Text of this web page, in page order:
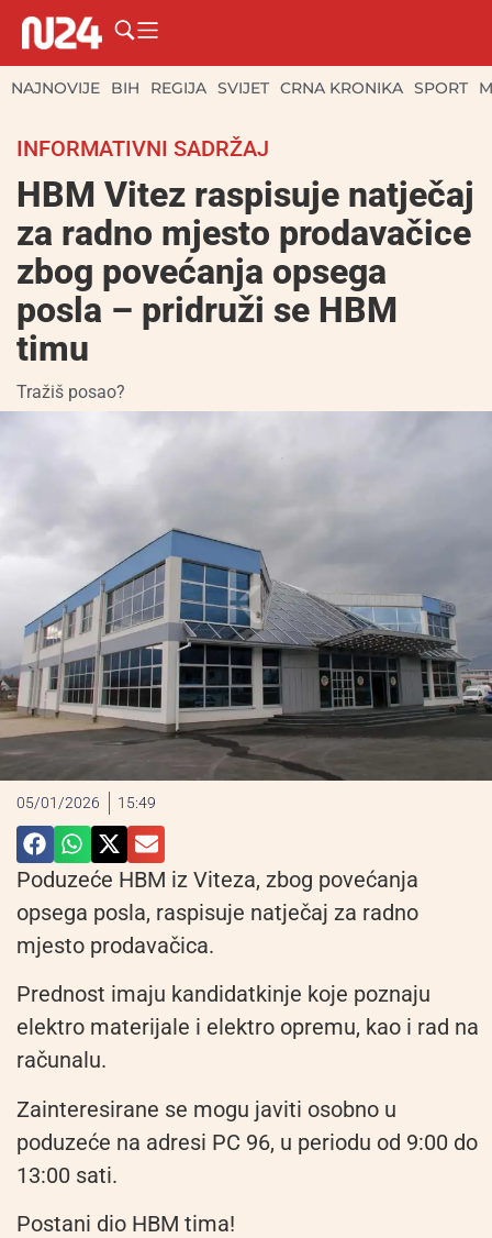
NAJNOVIJE BIH REGIJA SVIJET CRNA KRONIKA SPORT
INFORMATIVNI SADRŽAJ
HBM Vitez raspisuje natječaj
za radno mjesto prodavačice
zbog povećanja opsega
posla – pridruži se HBM
timu
Tražiš posao?
05/01/2026 15:49
Poduzeće HBM iz Viteza, zbog povećanja
opsega posla, raspisuje natječaj za radno
mjesto prodavačica.
Prednost imaju kandidatkinje koje poznaju
elektro materijale i elektro opremu, kao i rad na
računalu.
Zainteresirane se mogu javiti osobno u
poduzeće na adresi PC 96, u periodu od 9:00 do
13:00 sati.
Postani dio HBM tima!